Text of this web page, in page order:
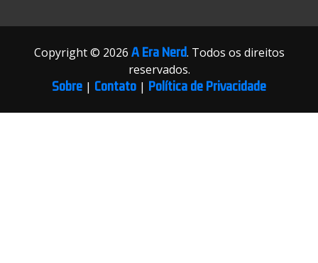
Copyright © 2026 A Era Nerd. Todos os direitos
reservados.
Sobre | Contato | Política de Privacidade